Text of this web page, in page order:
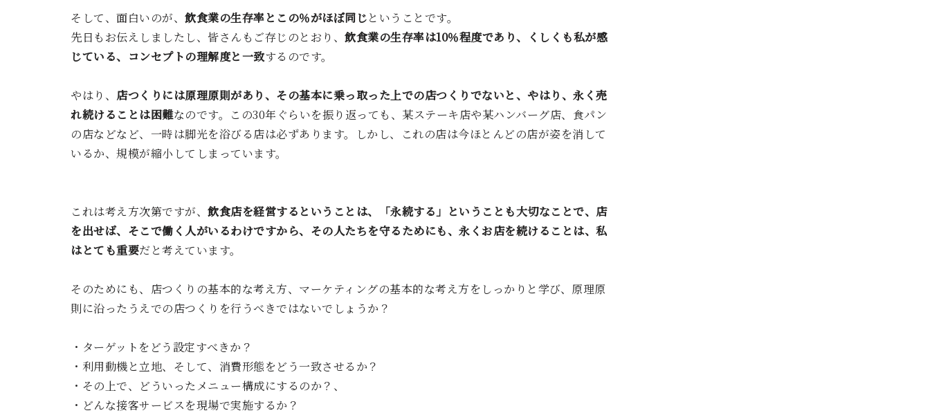
そして、面白いのが、 飲食業の生存率とこの％がほぼ同じということです。
先日もお伝えしましたし、皆さんもご存じのとおり、 飲食業の生存率は10％程度であり、くしくも私が感
じている、コンセプトの理解度と一致するのです。
やはり、 店つくりには原理原則があり、その基本に乗っ取った上での店つくりでないと、やはり、永く売
れ続けることは困難なのです。この30年ぐらいを振り返っても、某ステーキ店や某ハンバーグ店、食パン
の店などなど、一時は脚光を浴びる店は必ずあります。しかし、これの店は今ほとんどの店が姿を消して
いるか、規模が縮小してしまっています。
これは考え方次第ですが、 飲食店を経営するということは、「永続する」ということも大切なことで、店
を出せば、そこで働く人がいるわけですから、その人たちを守るためにも、永くお店を続けることは、私
はとても重要だと考えています。
そのためにも、店つくりの基本的な考え方、マーケティングの基本的な考え方をしっかりと学び、原理原
則に沿ったうえでの店つくりを行うべきではないでしょうか？
・ターゲットをどう設定すべきか？
・利用動機と立地、そして、消費形態をどう一致させるか？
・その上で、どういったメニュー構成にするのか？、
・どんな接客サービスを現場で実施するか？